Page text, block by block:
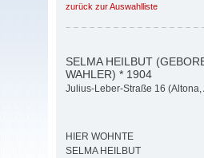
zurück zur Auswahlliste
SELMA HEILBUT
WAHLER) * 1904
Julius-Leber-Straße 16 (Altona,
HIER WOHNTE
SELMA HEILBUT